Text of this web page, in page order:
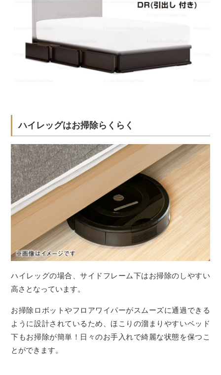
ハイレッグはお掃除らくらく
ハイレッグの場合、サイドフレーム下はお掃除のしやすい
高さとなっています。
お掃除ロボットやフロアワイパーがスムーズに通過できる
ように設計されているため、ほこりの溜まりやすいベッド
下もお掃除が簡単！日々のお手入れで綺麗な状態を保つこ
とができます。